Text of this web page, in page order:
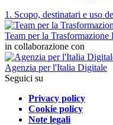
1. Scopo, destinatari e uso
Team per la Trasformazione
in collaborazione con
Agenzia per l'Italia Digitale
Seguici su
Privacy policy
Cookie policy
Note legali